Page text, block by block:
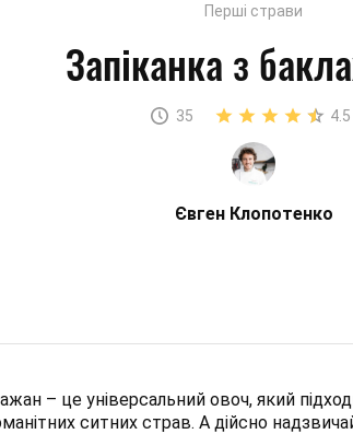
Перші страви
Запіканка з
35 4.5
Євген Клопотенко
– це універсальний овоч, який
ситних страв. А дійсно